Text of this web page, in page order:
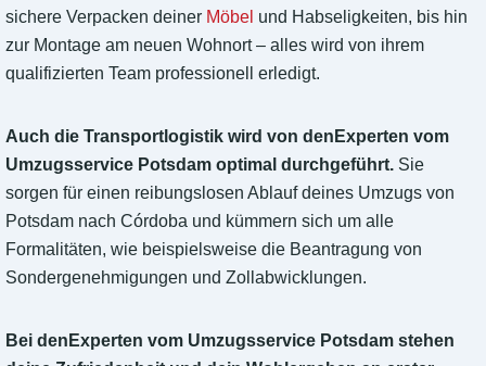
sichere Verpacken deiner Möbel und Habseligkeiten, bis hin
zur Montage am neuen Wohnort – alles wird von ihrem
qualifizierten Team professionell erledigt.
Auch die Transportlogistik wird von denExperten vom
Umzugsservice Potsdam optimal durchgeführt. Sie
sorgen für einen reibungslosen Ablauf deines Umzugs von
Potsdam nach Córdoba und kümmern sich um alle
Formalitäten, wie beispielsweise die Beantragung von
Sondergenehmigungen und Zollabwicklungen.
Bei denExperten vom Umzugsservice Potsdam stehen